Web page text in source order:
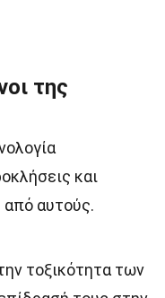
της
και
από αυτούς.
τοξικότητα των